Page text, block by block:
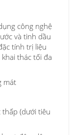
công nghệ
và tinh dầu
tính trị liệu
thác tối đa
mát
(dưới tiêu